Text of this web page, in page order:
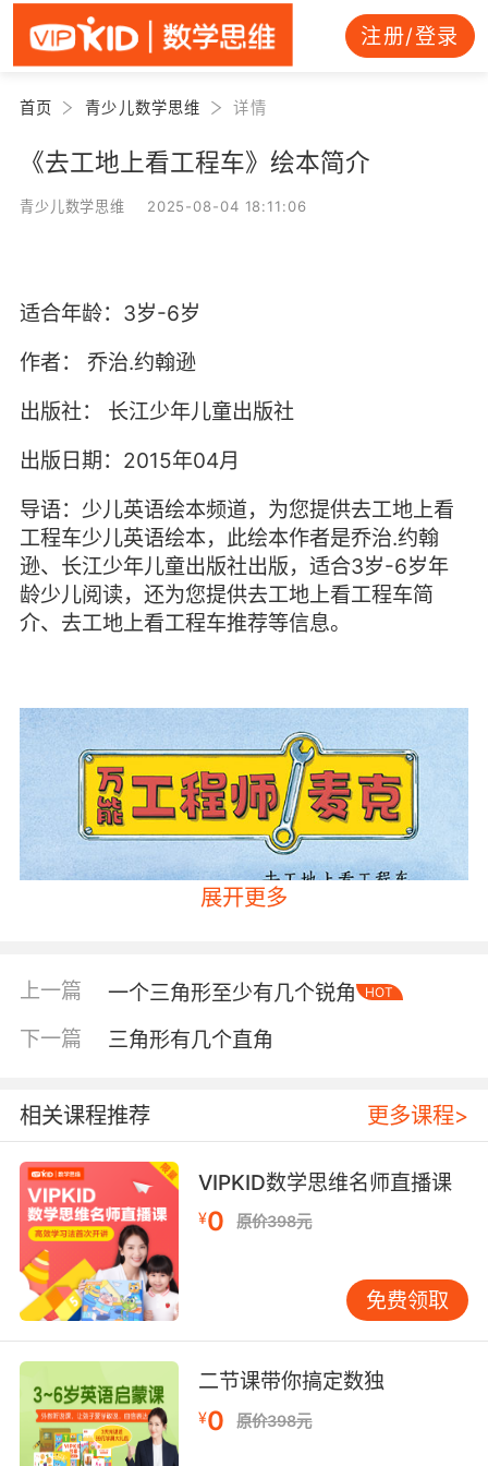
注册/登录
首页 青少儿数学思维 详情
《去工地上看工程车》绘本简介
青少儿数学思维 2025-08-04 18:11:06
适合年龄：3岁-6岁
作者：
乔治.约翰逊
出版社：
长江少年儿童出版社
出版日期：2015年04月
导语：少儿英语绘本频道，为您提供去工地上看
工程车少儿英语绘本，此绘本作者是乔治.约翰
逊、长江少年儿童出版社出版，适合3岁-6岁年
龄少儿阅读，还为您提供去工地上看工程车简
介、去工地上看工程车推荐等信息。
内容简介
一套为3~6岁孩子打造的人物形象鲜明、内容生
展开更多
上一篇 一个三角形至少有几个锐角 HOT
下一篇 三角形有几个直角
相关课程推荐 更多课程>
VIPKID数学思维名师直播课
¥0 原价398元
免费领取
二节课带你搞定数独
¥0 原价398元